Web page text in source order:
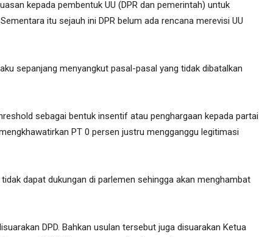
kepada pembentuk UU (DPR dan pemerintah) untuk
itu sejauh ini DPR belum ada rencana merevisi UU
sepanjang menyangkut pasal-pasal yang tidak dibatalkan
sebagai bentuk insentif atau penghargaan kepada partai
PT 0 persen justru mengganggu legitimasi
dapat dukungan di parlemen sehingga akan menghambat
DPD. Bahkan usulan tersebut juga disuarakan Ketua